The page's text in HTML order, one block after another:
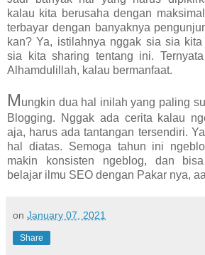
kalau kita berusaha dengan
terbayar dengan banyaknya
kan? Ya, istilahnya nggak sia sia
sia kita sharing tentang ini.
Alhamdulillah, kalau bermanfaat.
Mungkin dua hal inilah yang paling
Blogging. Nggak ada cerita kalau
aja, harus ada tantangan tersendiri.
hal diatas. Semoga tahun ini
makin konsisten ngeblog, dan
belajar ilmu SEO dengan Pakar nya,
on January 07, 2021
Share